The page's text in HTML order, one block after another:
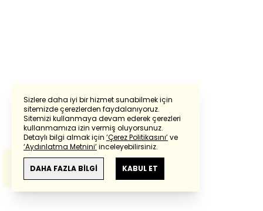
Sizlere daha iyi bir hizmet sunabilmek için
sitemizde çerezlerden faydalanıyoruz.
Sitemizi kullanmaya devam ederek çerezleri
kullanmamıza izin vermiş oluyorsunuz.
Detaylı bilgi almak için ‘Çerez Politikasını’ve
‘Aydınlatma Metnini’inceleyebilirsiniz.
DAHA FAZLA BİLGİ KABUL ET
Powered by Translate
Bu çevirideGoogle Transletekullanılmıştır.
Anlam ve çeviri hatalarından
haberturk.com
sorumlu değildir.